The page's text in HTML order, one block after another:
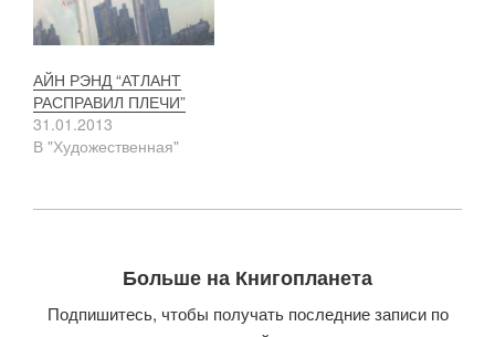
АЙН РЭНД “АТЛАНТ
РАСПРАВИЛ ПЛЕЧИ”
31.01.2013
В "Художественная"
Больше на Книгопланета
Подпишитесь, чтобы получать последние записи по